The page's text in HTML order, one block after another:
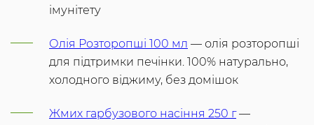
імунітету
Олія Розторопші 100 мл — олія розторопші
для підтримки печінки. 100% натурально,
холодного віджиму, без домішок
Жмих гарбузового насіння 250 г—